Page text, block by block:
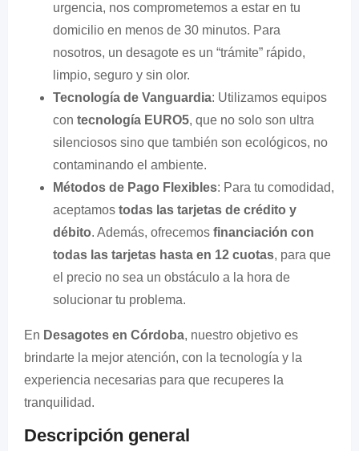
urgencia, nos comprometemos a estar en tu
domicilio en menos de 30 minutos. Para
nosotros, un desagote es un “trámite” rápido,
limpio, seguro y sin olor.
Tecnología de Vanguardia: Utilizamos equipos
con tecnología EURO5, que no solo son ultra
silenciosos sino que también son ecológicos, no
contaminando el ambiente.
Métodos de Pago Flexibles: Para tu comodidad,
aceptamos todas las tarjetas de crédito y
débito. Además, ofrecemos financiación con
todas las tarjetas hasta en 12 cuotas, para que
el precio no sea un obstáculo a la hora de
solucionar tu problema.
En Desagotes en Córdoba, nuestro objetivo es
brindarte la mejor atención, con la tecnología y la
experiencia necesarias para que recuperes la
tranquilidad.
Descripción general